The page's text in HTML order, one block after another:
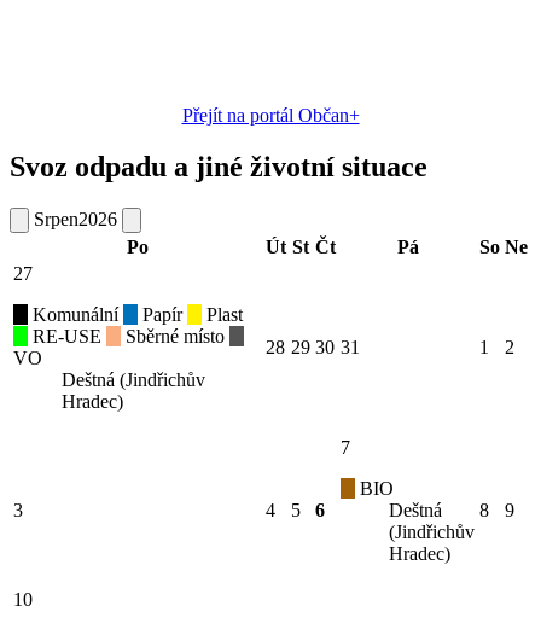
Přejít na portál Občan+
Svoz odpadu a jiné životní situace
Srpen2026
Po
Út St Čt Pá So Ne
27
Komunální
Papír
Plast
RE-USE
Sběrné místo
VO
Deštná (Jindřichův
Hradec)
28 29 30 31 1 2
3 4 5 6
7
BIO
Deštná
(Jindřichův
Hradec)
8 9
10